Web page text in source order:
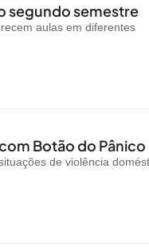
segundo semestre
aulas em diferentes
Botão do Pânico
de violência